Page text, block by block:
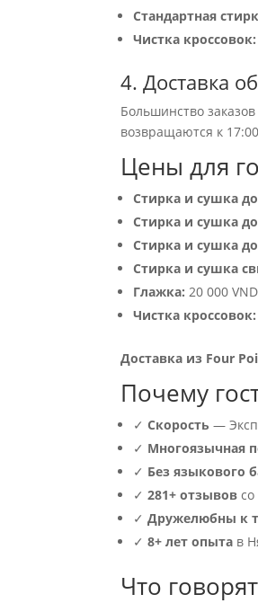
Стандартная
Чистка кроссовок:
4. Доставка
Большинство
возвращаются к
Цены для
Стирка и сушка до
Стирка и сушка до
Стирка и сушка до
Стирка и сушка
Глажка: 20 000
Чистка кроссовок:
Доставка из Four
Почему
✓Скорость —
✓ Многоязычная
✓ Без языкового
✓281+ отзывов
✓Дружелюбны к
✓8+ лет опыта в
Что